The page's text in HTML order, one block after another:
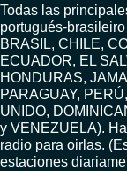
Todas las
portugués-
BRASIL, CHILE,
ECUADOR, EL
HONDURAS,
PARAGUAY,
UNIDO,
y VENEZUELA).
radio para oirlas.
estaciones